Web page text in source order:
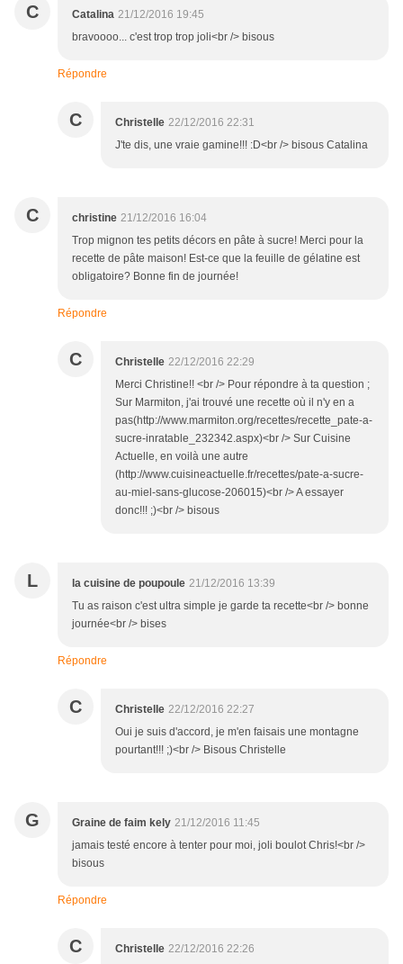
C Catalina 21/12/2016 19:45
bravoooo... c'est trop trop joli<br /> bisous
Répondre
C Christelle 22/12/2016 22:31
J'te dis, une vraie gamine!!! :D<br /> bisous Catalina
C christine 21/12/2016 16:04
Trop mignon tes petits décors en pâte à sucre! Merci pour la
recette de pâte maison! Est-ce que la feuille de gélatine est
obligatoire? Bonne fin de journée!
Répondre
C Christelle 22/12/2016 22:29
Merci Christine!! <br /> Pour répondre à ta question ;
Sur Marmiton, j'ai trouvé une recette où il n'y en a
pas(http://www.marmiton.org/recettes/recette_pate-a-
sucre-inratable_232342.aspx)<br /> Sur Cuisine
Actuelle, en voilà une autre
(http://www.cuisineactuelle.fr/recettes/pate-a-sucre-
au-miel-sans-glucose-206015)<br /> A essayer
donc!!! ;)<br /> bisous
L la cuisine de poupoule 21/12/2016 13:39
Tu as raison c'est ultra simple je garde ta recette<br /> bonne
journée<br /> bises
Répondre
C Christelle 22/12/2016 22:27
Oui je suis d'accord, je m'en faisais une montagne
pourtant!!! ;)<br /> Bisous Christelle
G Graine de faim kely 21/12/2016 11:45
jamais testé encore à tenter pour moi, joli boulot Chris!<br />
bisous
Répondre
C Christelle 22/12/2016 22:26